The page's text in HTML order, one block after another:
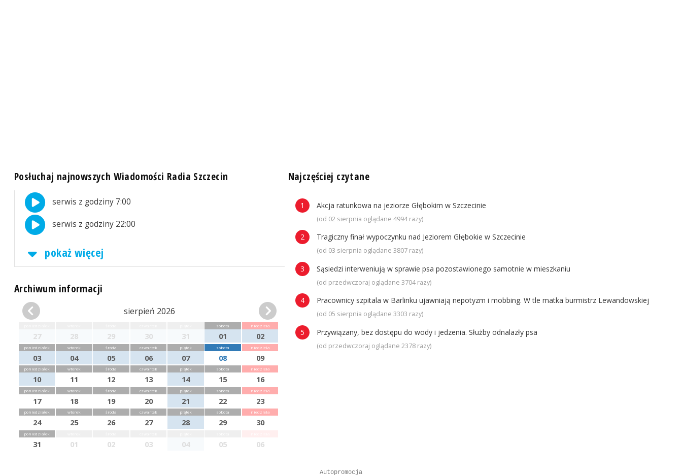
Posłuchaj najnowszych Wiadomości Radia Szczecin
serwis z godziny 7:00
serwis z godziny 22:00
pokaż więcej
Archiwum informacji
sierpień 2026
27 28 29 30 31
sobota
01
niedziela
02
poniedziałek
03
wtorek
04
środa
05
czwartek
06
piątek
07
sobota
08
niedziela
09
poniedziałek
10
wtorek
11
środa
12
czwartek
13
piątek
14
sobota
15
niedziela
16
poniedziałek
17
wtorek
18
środa
19
czwartek
20
piątek
21
sobota
22
niedziela
23
poniedziałek
24
wtorek
25
środa
26
czwartek
27
piątek
28
sobota
29
niedziela
30
poniedziałek
31 01 02 03 04 05 06
Najczęściej czytane
Akcja ratunkowa na jeziorze Głębokim w Szczecinie
(od 02 sierpnia oglądane 4994 razy)
Tragiczny finał wypoczynku nad Jeziorem Głębokie w Szczecinie
(od 03 sierpnia oglądane 3807 razy)
Sąsiedzi interweniują w sprawie psa pozostawionego samotnie w mieszkaniu
(od przedwczoraj oglądane 3704 razy)
Pracownicy szpitala w Barlinku ujawniają nepotyzm i mobbing. W tle matka burmistrz Lewandowskiej
(od 05 sierpnia oglądane 3303 razy)
Przywiązany, bez dostępu do wody i jedzenia. Służby odnalazły psa
(od przedwczoraj oglądane 2378 razy)
Autopromocja